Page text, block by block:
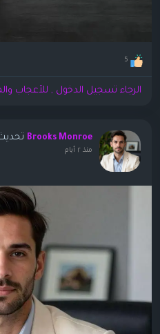
5
الرجاء تسجيل الدخول , للأعجاب
Brooks Monroe
منذ ٢ أيام